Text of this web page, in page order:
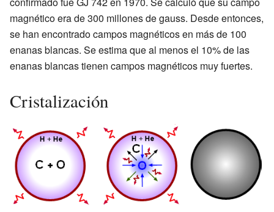
magnético era de 300 millones de gauss. Desde entonces,
se han encontrado campos magnéticos en más de 100
enanas blancas. Se estima que al menos el 10% de las
enanas blancas tienen campos magnéticos muy fuertes.
Cristalización